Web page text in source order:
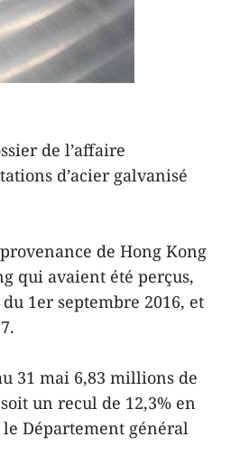
de l’affaire
d’acier galvanisé
de Hong Kong
qui avaient été perçus,
1er septembre 2016, et
31 mai 6,83 millions de
un recul de 12,3% en
Département général